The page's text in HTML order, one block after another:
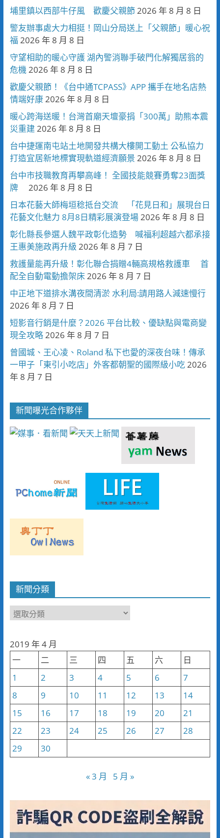
埔里鎮以西部牛仔風 歡慶父親節2026 年 8 月 8 日
警友辦事處大力相挺！岡山分局送上「父親節」暖心祝
福 2026 年 8 月 8 日
守望相助的暖心守護 湖內警消聯手破門化解獨居翁的
危機2026 年 8 月 8 日
歡慶父親節！《台中通TCPASS》APP 攜手在地名店熱
情端好康2026 年 8 月 8 日
暖心跨海送暖！台灣首廟天壇豪捐「300萬」助熊本震
災重建 2026 年 8 月 8 日
台中捷運南屯站土地開發共構大樓開工動土 公私協力
打造宜居新地標實現軌道經濟願景 2026 年 8 月 8 日
台中市技職教育再攀高峰！ 全國技能競賽勇奪23面獎
牌
2026 年 8 月 8 日
日本花藝大師梅垣稔抵台交流 「花見日和」展現台日
花藝文化魅力 8月8日精彩展演登場2026 年 8 月 8 日
彰化縣長參選人魏平政彰化造勢 喊福利超越六都承接
王惠美施政再升級 2026 年 8 月 7 日
救護量能再升級！彰化聯合捐贈4輛高規格救護車 首
配全自動電動擔架床2026 年 8 月 7 日
中正地下道排水溝夜間清淤 水利局:請用路人減速慢行
2026 年 8 月 7 日
短影音行銷是什麼？2026 平台比較、優缺點與電商變
現全攻略2026 年 8 月 7 日
曾國城、王心凌、Roland 私下也愛的深夜台味！傳承
一甲子「東引小吃店」外客都朝聖的國際級小吃2026
年 8 月 7 日
新聞曝光合作夥伴
新聞分類
新
類
2019 年 4 月
一
二 三 四 五 六
日
1
2 3 4 5 6
7
8
9 10 11 12 13
14
15
16 17 18 19 20
21
22
23 24 25 26 27
28
29
30
« 3 月 5 月 »